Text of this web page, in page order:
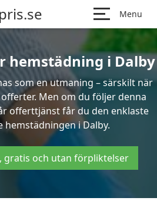
Menu
hemstädning i Dalby
som en utmaning – särskilt när
Men om du följer denna
offerttjänst får du den enklaste
hemstädningen i Dalby.
gratis och utan förpliktelser